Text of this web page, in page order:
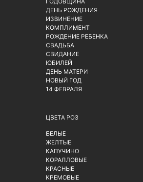
ДЕНЬ РОЖДЕНИЯ
ИЗВИНЕНИЕ
КОМПЛИМЕНТ
РОЖДЕНИЕ РЕБЕНКА
СВАДЬБА
СВИДАНИЕ
ЮБИЛЕЙ
ДЕНЬ МАТЕРИ
НОВЫЙ ГОД
14 ФЕВРАЛЯ
ЦВЕТА РОЗ
БЕЛЫЕ
ЖЕЛТЫЕ
КАПУЧИНО
КОРАЛЛОВЫЕ
КРАСНЫЕ
КРЕМОВЫЕ